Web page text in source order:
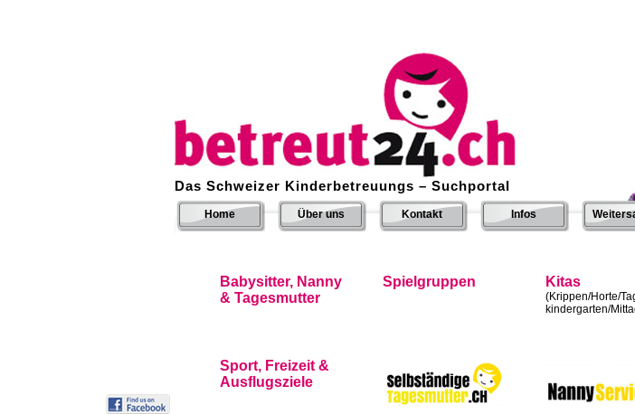
Das Schweizer Kinderbetreuungs – Suchportal
Home Über uns Kontakt Infos
Babysitter, Nanny
& Tagesmutter
Spielgruppen Kitas
(Krippen/Horte/
kindergarten/
Sport, Freizeit &
Ausflugsziele